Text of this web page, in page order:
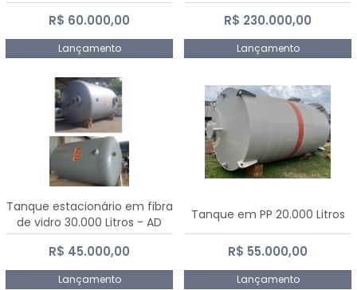
R$ 60.000,00
Lançamento
R$ 230.000,00
Lançamento
Tanque estacionário em fibra
de vidro 30.000 Litros - AD
Fibras
R$ 45.000,00
Lançamento
Tanque em PP 20.000 Litros
R$ 55.000,00
Lançamento